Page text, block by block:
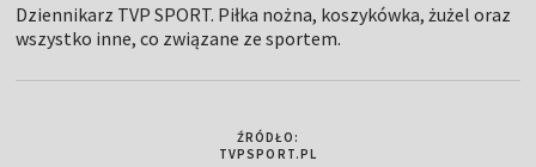
Dziennikarz TVP SPORT. Piłka nożna, koszykówka, żużel oraz
wszystko inne, co związane ze sportem.
ŹRÓDŁO:
TVPSPORT.PL